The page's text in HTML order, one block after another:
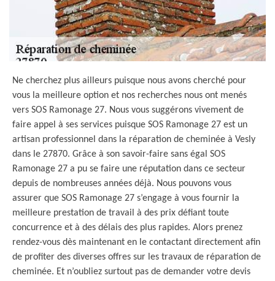
Ne cherchez plus ailleurs puisque nous avons cherché pour
vous la meilleure option et nos recherches nous ont menés
vers SOS Ramonage 27. Nous vous suggérons vivement de
faire appel à ses services puisque SOS Ramonage 27 est un
artisan professionnel dans la réparation de cheminée à Vesly
dans le 27870. Grâce à son savoir-faire sans égal SOS
Ramonage 27 a pu se faire une réputation dans ce secteur
depuis de nombreuses années déjà. Nous pouvons vous
assurer que SOS Ramonage 27 s’engage à vous fournir la
meilleure prestation de travail à des prix défiant toute
concurrence et à des délais des plus rapides. Alors prenez
rendez-vous dès maintenant en le contactant directement afin
de profiter des diverses offres sur les travaux de réparation de
cheminée. Et n’oubliez surtout pas de demander votre devis